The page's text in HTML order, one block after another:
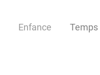
Enfance Temps